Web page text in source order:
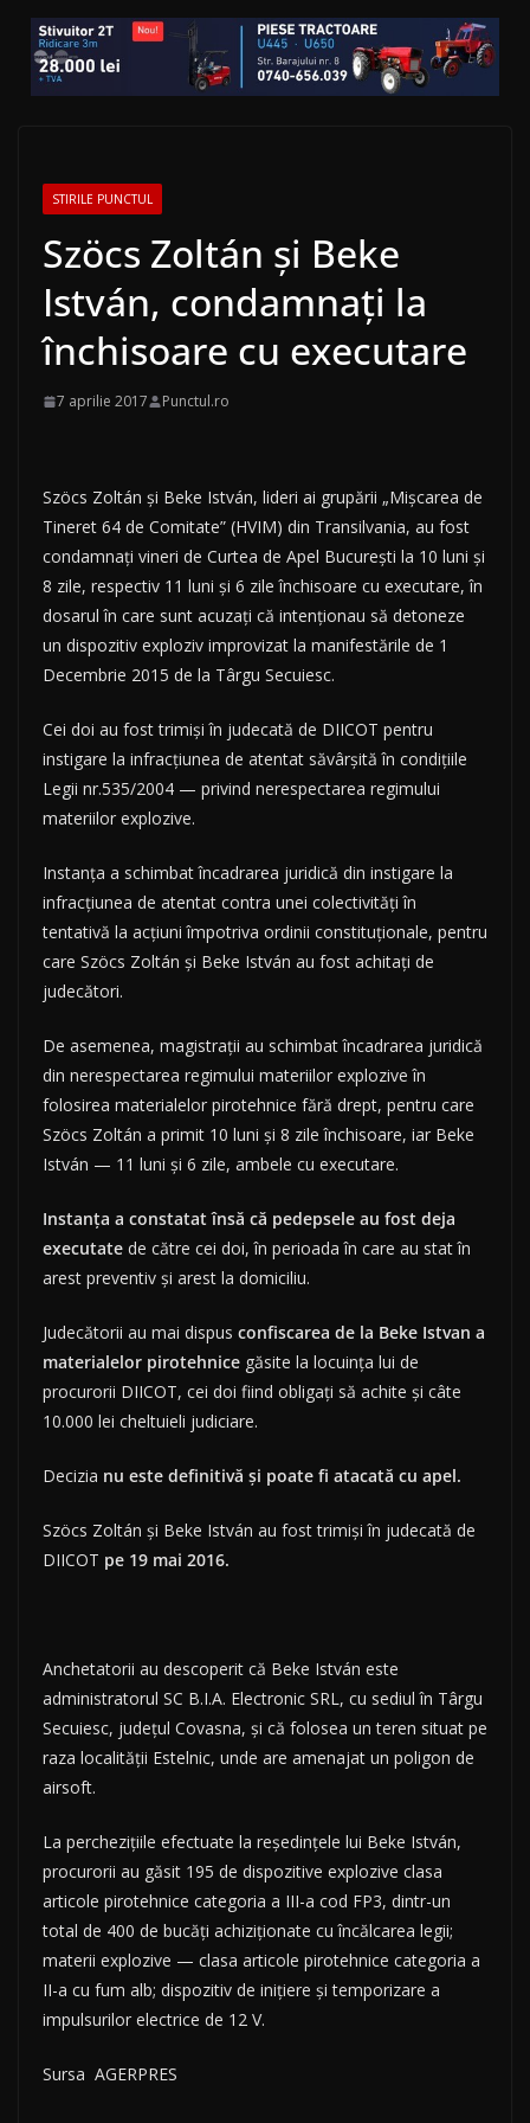
STIRILE PUNCTUL
Szöcs Zoltán și Beke
István, condamnaţi la
închisoare cu executare
7 aprilie 2017 Punctul.ro
Szöcs Zoltán și Beke István, lideri ai grupării „Mișcarea de
Tineret 64 de Comitate” (HVIM) din Transilvania, au fost
condamnați vineri de Curtea de Apel București la 10 luni și
8 zile, respectiv 11 luni și 6 zile închisoare cu executare, în
dosarul în care sunt acuzați că intenționau să detoneze
un dispozitiv exploziv improvizat la manifestările de 1
Decembrie 2015 de la Târgu Secuiesc.
Cei doi au fost trimiși în judecată de DIICOT pentru
instigare la infracțiunea de atentat săvârșită în condițiile
Legii nr.535/2004 — privind nerespectarea regimului
materiilor explozive.
Instanța a schimbat încadrarea juridică din instigare la
infracțiunea de atentat contra unei colectivități în
tentativă la acțiuni împotriva ordinii constituționale, pentru
care Szöcs Zoltán și Beke István au fost achitați de
judecători.
De asemenea, magistrații au schimbat încadrarea juridică
din nerespectarea regimului materiilor explozive în
folosirea materialelor pirotehnice fără drept, pentru care
Szöcs Zoltán a primit 10 luni și 8 zile închisoare, iar Beke
István — 11 luni și 6 zile, ambele cu executare.
Instanța a constatat însă că pedepsele au fost deja
executate de către cei doi, în perioada în care au stat în
arest preventiv și arest la domiciliu.
Judecătorii au mai dispus confiscarea de la Beke Istvan a
materialelor pirotehnice găsite la locuința lui de
procurorii DIICOT, cei doi fiind obligați să achite și câte
10.000 lei cheltuieli judiciare.
Decizia nu este definitivă și poate fi atacată cu apel.
Szöcs Zoltán și Beke István au fost trimiși în judecată de
DIICOT pe 19 mai 2016.
Anchetatorii au descoperit că Beke István este
administratorul SC B.I.A. Electronic SRL, cu sediul în Târgu
Secuiesc, județul Covasna, și că folosea un teren situat pe
raza localității Estelnic, unde are amenajat un poligon de
airsoft.
La perchezițiile efectuate la reședințele lui Beke István,
procurorii au găsit 195 de dispozitive explozive clasa
articole pirotehnice categoria a III-a cod FP3, dintr-un
total de 400 de bucăți achiziționate cu încălcarea legii;
materii explozive — clasa articole pirotehnice categoria a
II-a cu fum alb; dispozitiv de inițiere și temporizare a
impulsurilor electrice de 12 V.
Sursa AGERPRES